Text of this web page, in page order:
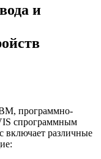
и
программно-
cпрограммным
включает различные